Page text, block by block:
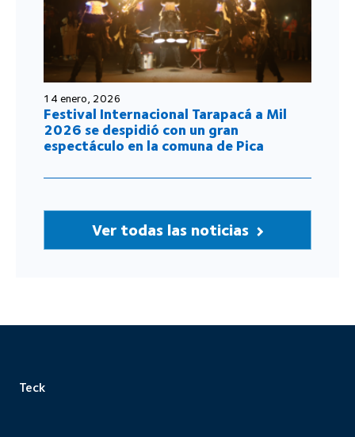
14 enero, 2026
Festival Internacional Tarapacá a Mil
2026 se despidió con un gran
espectáculo en la comuna de Pica
Ver todas las noticias
Teck